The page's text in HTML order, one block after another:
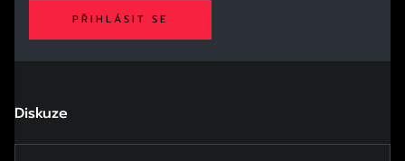
PŘIHLÁSIT SE
Diskuze